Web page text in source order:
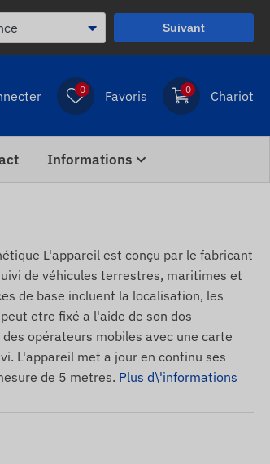
Suivant
0 Favoris 0 Chariot
Informations
L'appareil est conçu par le fabricant
de véhicules terrestres, maritimes et
de base incluent la localisation, les
etre fixé a l'aide de son dos
opérateurs mobiles avec une carte
L'appareil met a jour en continu ses
de 5 metres. Plus d\'informations